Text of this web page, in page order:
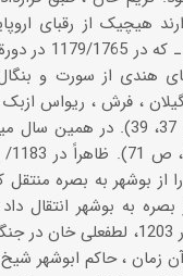
هیچیک از رقبای
(امین ، ص
هندی از سورت و
، فرش ، ریواس ازبک
بندر بوشهر به خارج صادر می
اهمیت بیشتری برای انگلیس